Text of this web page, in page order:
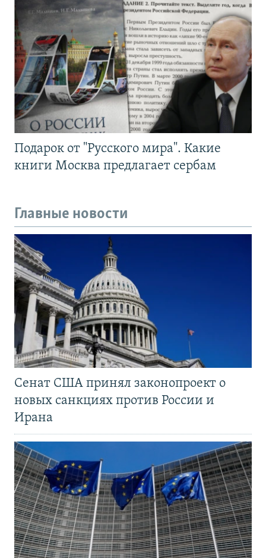
Подарок от "Русского мира". Какие
книги Москва предлагает сербам
Главные новости
Сенат США принял законопроект о
новых санкциях против России и
Ирана